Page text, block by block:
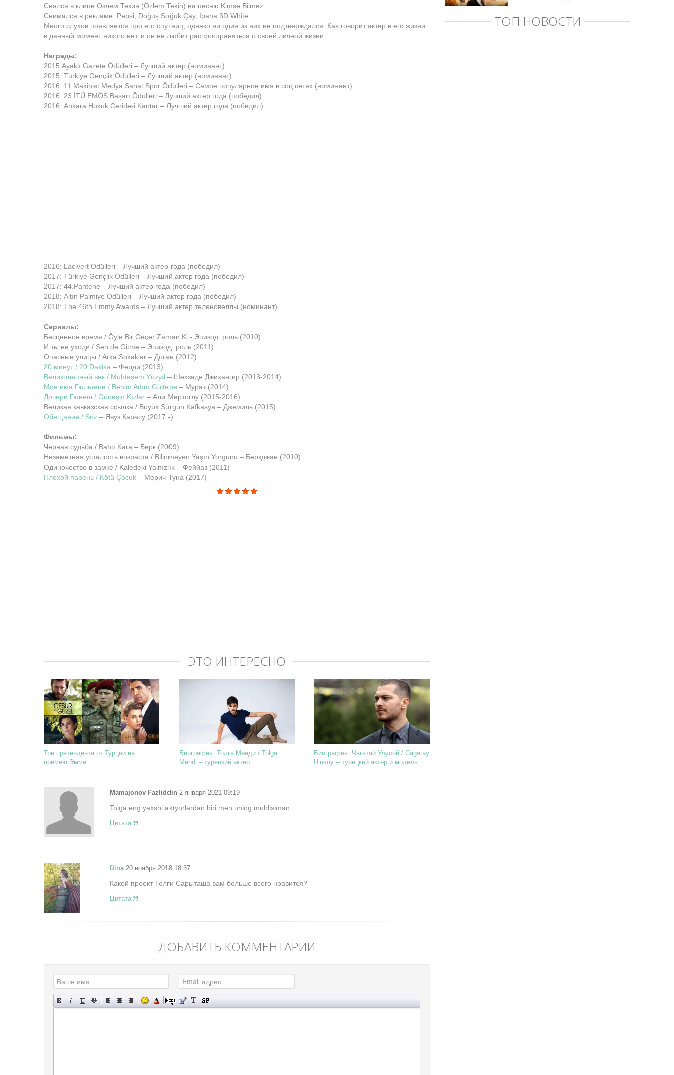
Снялся в клипе Озлем Текин (Özlem Tekin) на песню Kimse Bilmez
Снимался в рекламе: Pepsi, Doğuş Soğuk Çay, Ipana 3D White
Много слухов появляется про его спутниц, однако ни один из них не подтверждался. Как говорит актер в его жизни
в данный момент никого нет, и он не любит распространяться о своей личной жизни
Награды:
2015:Ayaklı Gazete Ödülleri – Лучший актер (номинант)
2015: Türkiye Gençlik Ödülleri – Лучший актер (номинант)
2016: 11.Makinist Medya Sanat Spor Ödülleri – Самое популярное имя в соц.сетях (номинант)
2016: 23.İTÜ EMÖS Başarı Ödülleri – Лучший актер года (победил)
2016: Ankara Hukuk Ceride-i Kantar – Лучший актер года (победил)
2016: Lacivert Ödülleri – Лучший актер года (победил)
2017: Türkiye Gençlik Ödülleri – Лучший актер года (победил)
2017: 44.Pantene – Лучший актер года (победил)
2018: Altın Palmiye Ödülleri – Лучший актер года (победил)
2018: The 46th Emmy Awards – Лучший актер теленовеллы (номинант)
Сериалы:
Бесценное время / Öyle Bir Geçer Zaman Ki - Эпизод. роль (2010)
И ты не уходи / Sen de Gitme – Эпизод. роль (2011)
Опасные улицы / Arka Sokaklar – Доган (2012)
20 минут / 20 Dakika – Ферди (2013)
Великолепный век / Muhteşem Yüzyıl – Шехзаде Джихангир (2013-2014)
Мое имя Гюльтепе / Benim Adım Gültepe – Мурат (2014)
Дочери Гюнеш / Güneşin Kızlar – Али Мертоглу (2015-2016)
Великая кавказская ссылка / Büyük Sürgün Kafkasya – Джемиль (2015)
Обещание / Söz – Явуз Карасу (2017 -)
Фильмы:
Черная судьба / Bahtı Kara – Берк (2009)
Незаметная усталость возраста / Bilinmeyen Yaşın Yorgunu – Беркджан (2010)
Одиночество в замке / Kaledeki Yalnızlık – Феййаз (2011)
Плохой парень / Kötü Çocuk – Мерич Туна (2017)
ЭТО ИНТЕРЕСНО
Три претендента от Турции на
премию Эмми
Биография: Толга Менди / Tolga
Mendi – турецкий актер
Биография: Чагатай Улусой / Cagatay
Ulusoy – турецкий актер и модель
Mamajonov Fazliddin 2 января 2021 09:19
Tolga eng yaxshi aktyorlardan biri men uning muhlisiman
Цитата
Dina20 ноября 2018 18:37
Какой проект Толги Сарыташа вам больше всего нравится?
Цитата
ДОБАВИТЬ КОММЕНТАРИЙ
ТОП НОВОСТИ